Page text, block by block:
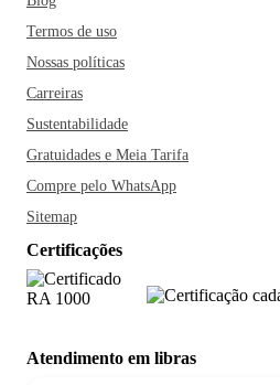
Termos de uso
Nossas políticas
Carreiras
Sustentabilidade
Gratuidades e Meia Tarifa
Compre pelo WhatsApp
Sitemap
Certificações
Atendimento em libras